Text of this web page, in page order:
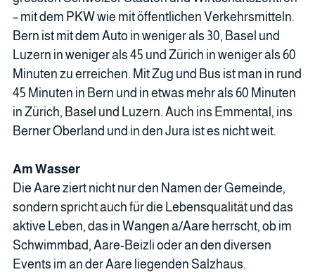
– mit dem PKW wie mit öffentlichen Verkehrsmitteln.
Bern ist mit dem Auto in weniger als 30, Basel und
Luzern in weniger als 45 und Zürich in weniger als 60
Minuten zu erreichen. Mit Zug und Bus ist man in rund
45 Minuten in Bern und in etwas mehr als 60 Minuten
in Zürich, Basel und Luzern. Auch ins Emmental, ins
Berner Oberland und in den Jura ist es nicht weit.
Am Wasser
Die Aare ziert nicht nur den Namen der Gemeinde,
sondern spricht auch für die Lebensqualität und das
aktive Leben, das in Wangen a/Aare herrscht, ob im
Schwimmbad, Aare-Beizli oder an den diversen
Events im an der Aare liegenden Salzhaus.